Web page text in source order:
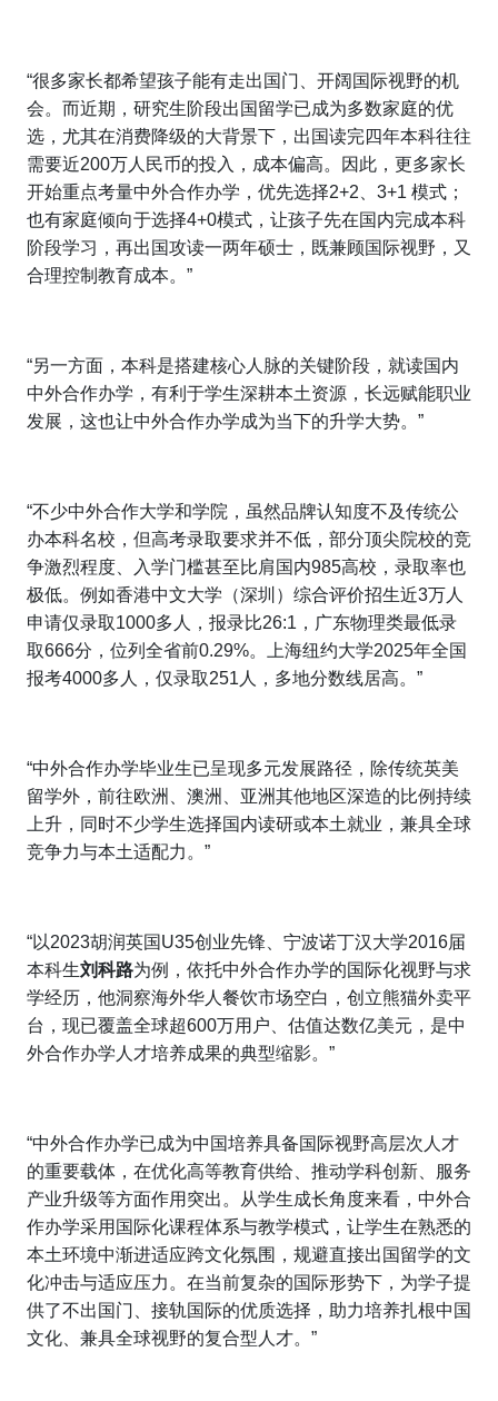
“很多家长都希望孩子能有走出国门、开阔国际视野的机
会。而近期，研究生阶段出国留学已成为多数家庭的优
选，尤其在消费降级的大背景下，出国读完四年本科往往
需要近200万人民币的投入，成本偏高。因此，更多家长
开始重点考量中外合作办学，优先选择2+2、3+1 模式；
也有家庭倾向于选择4+0模式，让孩子先在国内完成本科
阶段学习，再出国攻读一两年硕士，既兼顾国际视野，又
合理控制教育成本。”
“另一方面，本科是搭建核心人脉的关键阶段，就读国内
中外合作办学，有利于学生深耕本土资源，长远赋能职业
发展，这也让中外合作办学成为当下的升学大势。”
“不少中外合作大学和学院，虽然品牌认知度不及传统公
办本科名校，但高考录取要求并不低，部分顶尖院校的竞
争激烈程度、入学门槛甚至比肩国内985高校，录取率也
极低。例如香港中文大学（深圳）综合评价招生近3万人
申请仅录取1000多人，报录比26:1，广东物理类最低录
取666分，位列全省前0.29%。上海纽约大学2025年全国
报考4000多人，仅录取251人，多地分数线居高。”
“中外合作办学毕业生已呈现多元发展路径，除传统英美
留学外，前往欧洲、澳洲、亚洲其他地区深造的比例持续
上升，同时不少学生选择国内读研或本土就业，兼具全球
竞争力与本土适配力。”
“以2023胡润英国U35创业先锋、宁波诺丁汉大学2016届
本科生刘科路为例，依托中外合作办学的国际化视野与求
学经历，他洞察海外华人餐饮市场空白，创立熊猫外卖平
台，现已覆盖全球超600万用户、估值达数亿美元，是中
外合作办学人才培养成果的典型缩影。”
“中外合作办学已成为中国培养具备国际视野高层次人才
的重要载体，在优化高等教育供给、推动学科创新、服务
产业升级等方面作用突出。从学生成长角度来看，中外合
作办学采用国际化课程体系与教学模式，让学生在熟悉的
本土环境中渐进适应跨文化氛围，规避直接出国留学的文
化冲击与适应压力。在当前复杂的国际形势下，为学子提
供了不出国门、接轨国际的优质选择，助力培养扎根中国
文化、兼具全球视野的复合型人才。”